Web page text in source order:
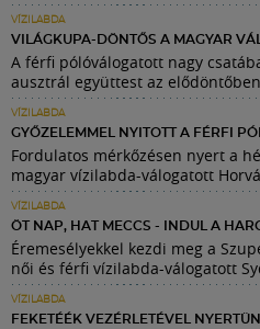
VÍZILABDA
VILÁGKUPA-DÖNTŐS A MAGYAR
A férfi pólóválogatott nagy
ausztrál együttest az elődöntőben.
VÍZILABDA
GYŐZELEMMEL NYITOTT A FÉRFI
Fordulatos mérkőzésen nyert a
magyar vízilabda-válogatott
VÍZILABDA
ÖT NAP, HAT MECCS - INDUL A
Éremesélyekkel kezdi meg a
női és férfi vízilabda-válogatott
VÍZILABDA
FEKETÉÉK VEZÉRLETÉVEL